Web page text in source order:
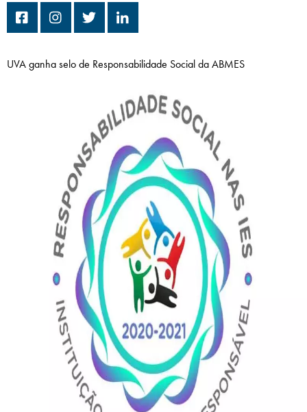
Campi/Unidades
SOLICITE INFORMAÇÕES
ÁREA DO ALUNO
UVA ganha selo de Responsabilidade Social da ABMES